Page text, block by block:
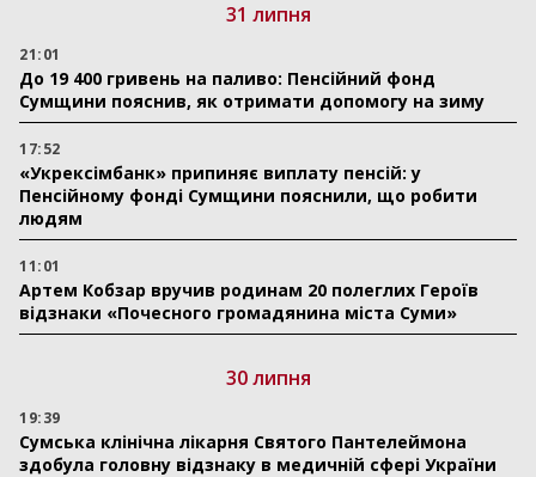
31 липня
21:01
До 19 400 гривень на паливо: Пенсійний фонд
Сумщини пояснив, як отримати допомогу на зиму
17:52
«Укрексімбанк» припиняє виплату пенсій: у
Пенсійному фонді Сумщини пояснили, що робити
людям
11:01
Артем Кобзар вручив родинам 20 полеглих Героїв
відзнаки «Почесного громадянина міста Суми»
30 липня
19:39
Сумська клінічна лікарня Святого Пантелеймона
здобула головну відзнаку в медичній сфері України